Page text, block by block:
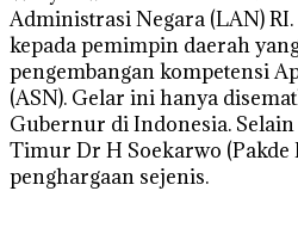
Administrasi Negara (LAN)
kepada pemimpin daerah
pengembangan kompetensi
(ASN). Gelar ini hanya
Gubernur di Indonesia.
Timur Dr H Soekarwo (Pakde
penghargaan sejenis.